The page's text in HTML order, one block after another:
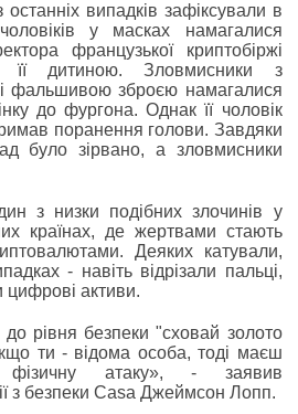
випадків зафіксували в
у масках намагалися
французької криптобіржі
її дитиною. Зловмисники з
фальшивою зброєю намагалися
до фургона. Однак її чоловік
поранення голови. Завдяки
було зірвано, а зловмисники
з низки подібних злочинів у
країнах, де жертвами стають
Деяких катували,
- навіть відрізали пальці,
активи.
рівня безпеки "сховай золото
ти - відома особа, тоді маєш
фізичну атаку», - заявив
з безпеки Casa Джеймсон Лопп.